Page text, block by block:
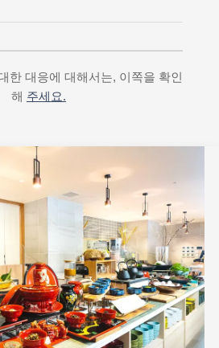
한 대응에 대해서는, 이쪽을 확인
해 주세요.